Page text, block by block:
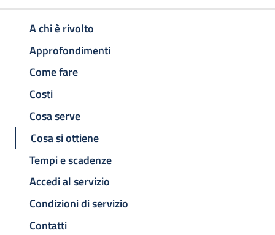
A chi è rivolto
Approfondimenti
Come fare
Costi
Cosa serve
Cosa si ottiene
Tempi e scadenze
Accedi al servizio
Condizioni di servizio
Contatti